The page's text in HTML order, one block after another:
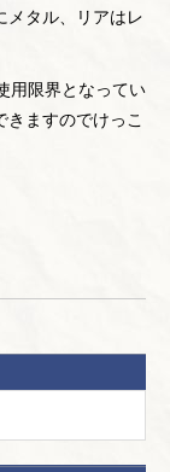
メタル、リアはレ
用限界となってい
きますのでけっこ